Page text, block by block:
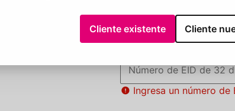
​​​​​​​Activa tu eSIM:
Ingresa el número de EID de
Número de EID de 32
Ingresa un número
Cliente existente Cliente